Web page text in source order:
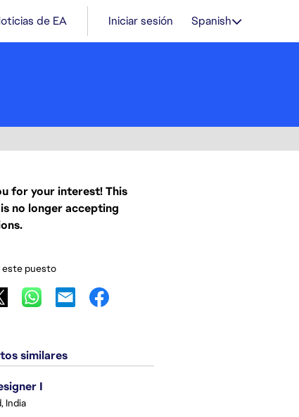
de EA Iniciar sesión Spanish
for your interest! This
no longer accepting
puesto
similares
I
India